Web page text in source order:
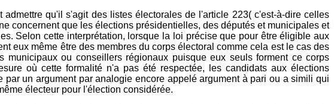
qu'il s'agit des listes électorales de l'article 223( c'est-à-dire celles
concernent que les élections présidentielles, des députés et municipales et
Selon cette interprétation, lorsque la loi précise que pour être éligible aux
eux même être des membres du corps électoral comme cela est le cas des
ou conseillers régionaux puisque eux seuls forment ce corps
où cette formalité n'a pas été respectée, les candidats aux élections
un argument par analogie encore appelé argument à pari ou a simili qui
électeur pour l'élection considérée.